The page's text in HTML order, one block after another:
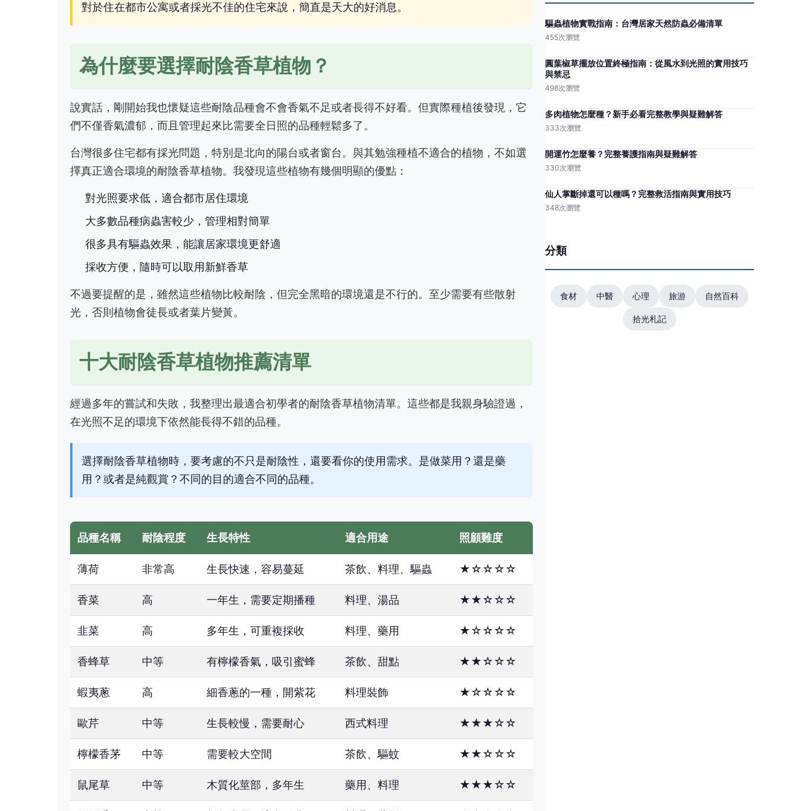
對於住在都市公寓或者採光不佳的住宅來說，簡直是天大的好消息。
為什麼要選擇耐陰香草植物？
說實話，剛開始我也懷疑這些耐陰品種會不會香氣不足或者長得不好看。但實際種植後發現，它
們不僅香氣濃郁，而且管理起來比需要全日照的品種輕鬆多了。
台灣很多住宅都有採光問題，特別是北向的陽台或者窗台。與其勉強種植不適合的植物，不如選
擇真正適合環境的耐陰香草植物。我發現這些植物有幾個明顯的優點：
對光照要求低，適合都市居住環境
大多數品種病蟲害較少，管理相對簡單
很多具有驅蟲效果，能讓居家環境更舒適
採收方便，隨時可以取用新鮮香草
不過要提醒的是，雖然這些植物比較耐陰，但完全黑暗的環境還是不行的。至少需要有些散射
光，否則植物會徒長或者葉片變黃。
十大耐陰香草植物推薦清單
經過多年的嘗試和失敗，我整理出最適合初學者的耐陰香草植物清單。這些都是我親身驗證過，
在光照不足的環境下依然能長得不錯的品種。
選擇耐陰香草植物時，要考慮的不只是耐陰性，還要看你的使用需求。是做菜用？還是藥
用？或者是純觀賞？不同的目的適合不同的品種。
品種名稱 耐陰程度 生長特性 適合用途 照顧難度
薄荷 非常高 生長快速，容易蔓延 茶飲、料理、驅蟲 ★☆☆☆☆
香菜 高 一年生，需要定期播種 料理、湯品 ★★☆☆☆
韭菜 高 多年生，可重複採收 料理、藥用 ★☆☆☆☆
香蜂草 中等 有檸檬香氣，吸引蜜蜂 茶飲、甜點 ★★☆☆☆
蝦夷蔥 高 細香蔥的一種，開紫花 料理裝飾 ★☆☆☆☆
歐芹 中等 生長較慢，需要耐心 西式料理 ★★★☆☆
檸檬香茅 中等 需要較大空間 茶飲、驅蚊 ★★☆☆☆
鼠尾草 中等 木質化莖部，多年生 藥用、料理 ★★★☆☆
驅蟲植物實戰指南：台灣居家天然防蟲必備清單
455次瀏覽
圓葉椒草擺放位置終極指南：從風水到光照的實用技巧
與禁忌
498次瀏覽
多肉植物怎麼種？新手必看完整教學與疑難解答
333次瀏覽
開運竹怎麼養？完整養護指南與疑難解答
330次瀏覽
仙人掌斷掉還可以種嗎？完整救活指南與實用技巧
348次瀏覽
分類
食材 中醫 心理 旅游 自然百科
拾光札記